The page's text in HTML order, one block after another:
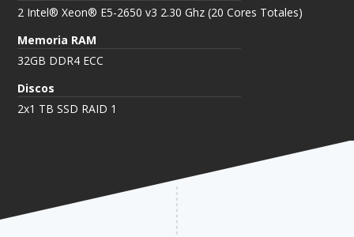
2 Intel® Xeon® E5-2650 v3 2.30 Ghz (20 Cores Totales)
Memoria RAM
32GB DDR4 ECC
Discos
2x1 TB SSD RAID 1